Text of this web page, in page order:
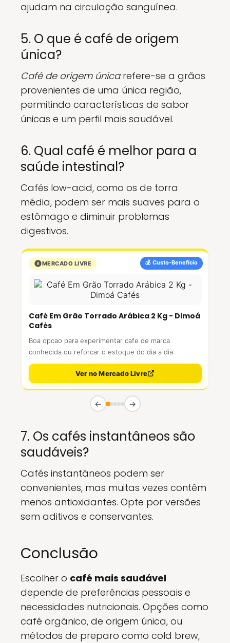
ajudam na circulação sanguínea.
5. O que é café de origem
única?
Café de origem únicarefere-se a grãos
provenientes de uma única região,
permitindo características de sabor
únicas e um perfil mais saudável.
6. Qual café é melhor para a
saúde intestinal?
Cafés low-acid, como os de torra
média, podem ser mais suaves para o
estômago e diminuir problemas
digestivos.
💰 Custo-Benefício
MERCADO LIVRE
Café Em Grão Torrado Arábica 2 Kg - Dimoá
Cafés
Boa opcao para experimentar cafe de marca
conhecida ou reforcar o estoque do dia a dia.
Ver no Mercado Livre
← →
7. Os cafés instantâneos são
saudáveis?
Cafés instantâneos podem ser
convenientes, mas muitas vezes contêm
menos antioxidantes. Opte por versões
sem aditivos e conservantes.
Conclusão
Escolher o café mais saudável
depende de preferências pessoais e
necessidades nutricionais. Opções como
café orgânico, de origem única, ou
métodos de preparo como cold brew,